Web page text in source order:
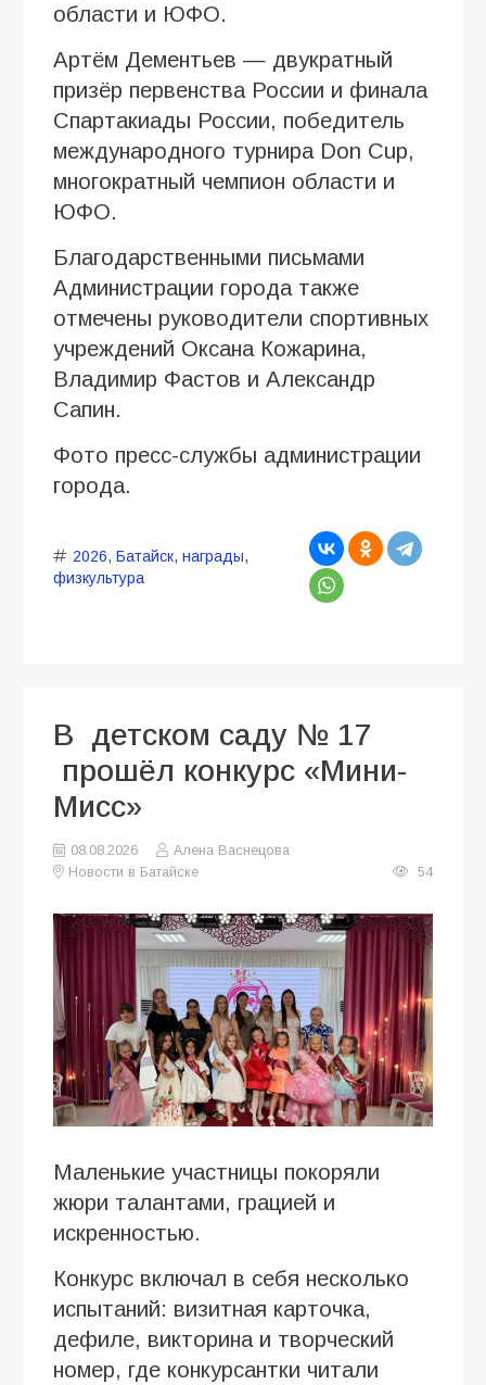
области и ЮФО.
Артём Дементьев — двукратный
призёр первенства России и финала
Спартакиады России, победитель
международного турнира Don Cup,
многократный чемпион области и
ЮФО.
Благодарственными письмами
Администрации города также
отмечены руководители спортивных
учреждений Оксана Кожарина,
Владимир Фастов и Александр
Сапин.
Фото пресс-службы администрации
города.
2026, Батайск, награды,
физкультура
В детском саду № 17
прошёл конкурс «Мини-
Мисс»
08.08.2026
Алена Васнецова
Новости в Батайске
54
Маленькие участницы покоряли
жюри талантами, грацией и
искренностью.
Конкурс включал в себя несколько
испытаний: визитная карточка,
дефиле, викторина и творческий
номер, где конкурсантки читали